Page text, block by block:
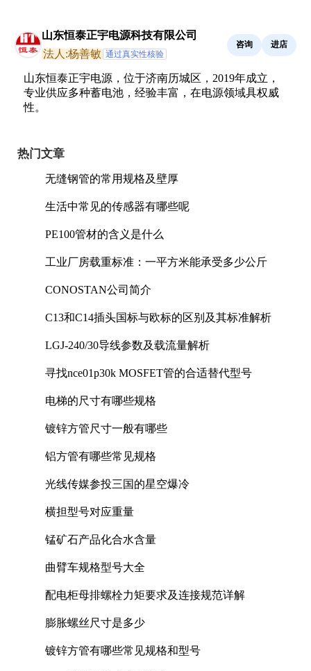
山东恒泰正宇电源科技有限公司
法人:杨善敏 通过真实性核验
咨询 进店
山东恒泰正宇电源，位于济南历城区，2019年成立，
专业供应多种蓄电池，经验丰富，在电源领域具权威
性。
热门文章
无缝钢管的常用规格及壁厚
生活中常见的传感器有哪些呢
PE100管材的含义是什么
工业厂房载重标准：一平方米能承受多少公斤
CONOSTAN公司简介
C13和C14插头国标与欧标的区别及其标准解析
LGJ-240/30导线参数及载流量解析
寻找nce01p30k MOSFET管的合适替代型号
电梯的尺寸有哪些规格
镀锌方管尺寸一般有哪些
铝方管有哪些常见规格
光线传媒参投三国的星空爆冷
横担型号对应重量
锰矿石产品化合水含量
曲臂车规格型号大全
配电柜母排螺栓力矩要求及连接规范详解
膨胀螺丝尺寸是多少
镀锌方管有哪些常见规格和型号